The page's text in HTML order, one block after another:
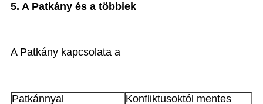
5. A Patkány és a többiek
A Patkány kapcsolata a
Patkánnyal
Konfliktusoktól mentes